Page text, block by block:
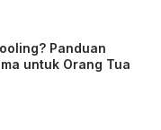
Panduan
untuk Orang Tua